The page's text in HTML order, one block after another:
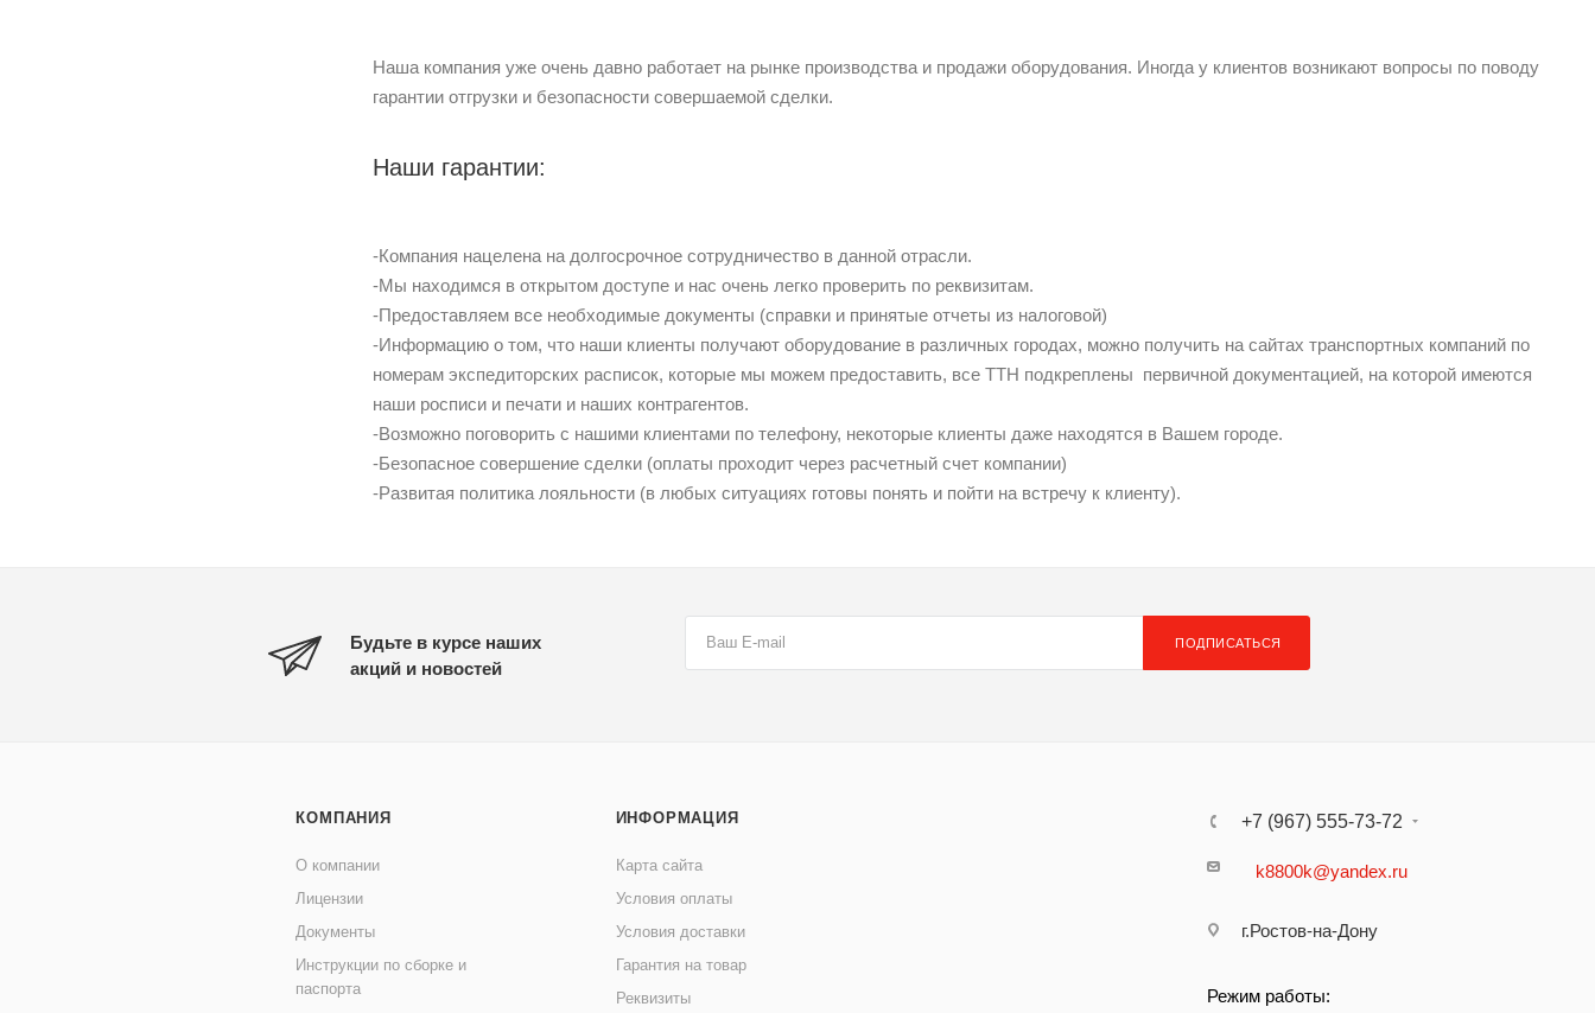
Наша компания уже очень давно работает на рынке производства и продажи оборудования. Иногда у клиентов возникают вопросы по поводу
гарантии отгрузки и безопасности совершаемой сделки.
Наши гарантии:
-Компания нацелена на долгосрочное сотрудничество в данной отрасли.
-Мы находимся в открытом доступе и нас очень легко проверить по реквизитам.
-Предоставляем все необходимые документы (справки и принятые отчеты из налоговой)
-Информацию о том, что наши клиенты получают оборудование в различных городах, можно получить на сайтах транспортных компаний по
номерам экспедиторских расписок, которые мы можем предоставить, все ТТН подкреплены первичной документацией, на которой имеются
наши росписи и печати и наших контрагентов.
-Возможно поговорить с нашими клиентами по телефону, некоторые клиенты даже находятся в Вашем городе.
-Безопасное совершение сделки (оплаты проходит через расчетный счет компании)
-Развитая политика лояльности (в любых ситуациях готовы понять и пойти на встречу к клиенту).
Будьте в курсе наших
акций и новостей
ПОДПИСАТЬСЯ
КОМПАНИЯ
О компании
Лицензии
Документы
Инструкции по сборке и
паспорта
ИНФОРМАЦИЯ
Карта сайта
Условия оплаты
Условия доставки
Гарантия на товар
Реквизиты
+7 (967) 555-73-72
k8800k@yandex.ru
г.Ростов-на-Дону
Режим работы: